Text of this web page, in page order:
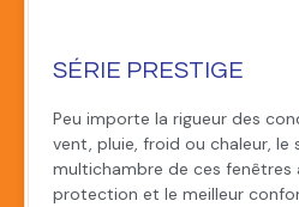
SÉRIE PRESTIGE
Peu importe la rigueur des
vent, pluie, froid ou chaleur, le
multichambre de ces fenêtres
protection et le meilleur